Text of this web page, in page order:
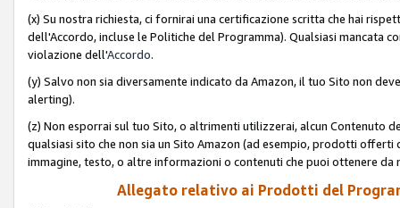
(x) Su nostra richiesta, ci fornirai una certificazione scritta che hai
dell'Accordo, incluse le Politiche del Programma). Qualsiasi mancata
violazione dell'Accordo.
(y) Salvo non sia diversamente indicato da Amazon, il tuo Sito non
alerting).
(z) Non esporrai sul tuo Sito, o altrimenti utilizzerai, alcun Contenuto
qualsiasi sito che non sia un Sito Amazon (ad esempio, prodotti
immagine, testo, o altre informazioni o contenuti che puoi ottenere da
Allegato relativo ai Prodotti del